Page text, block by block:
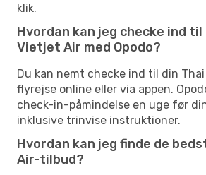
klik.
Hvordan kan jeg checke ind til
Vietjet Air med Opodo?
Du kan nemt checke ind til din
flyrejse online eller via appen.
check-in-påmindelse en uge før
inklusive trinvise instruktioner.
Hvordan kan jeg finde de
Air-tilbud?